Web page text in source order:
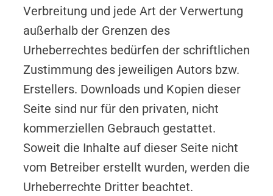
Verbreitung und jede Art der Verwertung
außerhalb der Grenzen des
Urheberrechtes bedürfen der schriftlichen
Zustimmung des jeweiligen Autors bzw.
Erstellers. Downloads und Kopien dieser
Seite sind nur für den privaten, nicht
kommerziellen Gebrauch gestattet.
Soweit die Inhalte auf dieser Seite nicht
vom Betreiber erstellt wurden, werden die
Urheberrechte Dritter beachtet.